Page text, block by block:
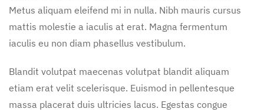
Metus aliquam eleifend mi in nulla. Nibh mauris cursus
mattis molestie a iaculis at erat. Magna fermentum
iaculis eu non diam phasellus vestibulum.
Blandit volutpat maecenas volutpat blandit aliquam
etiam erat velit scelerisque. Euismod in pellentesque
massa placerat duis ultricies lacus. Egestas congue